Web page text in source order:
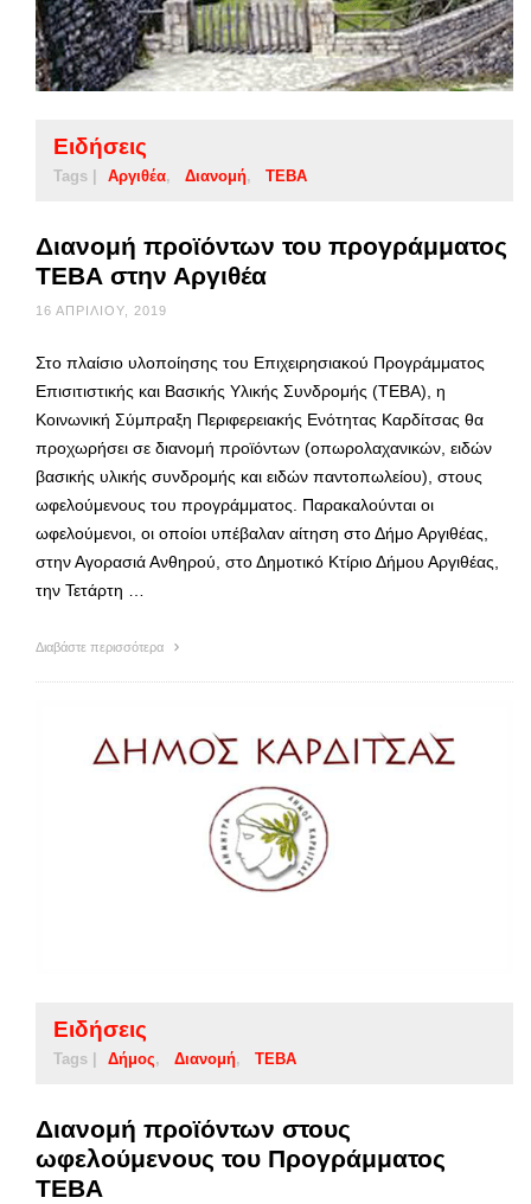
Ειδήσεις
Tags | Αργιθέα Διανομή ΤΕΒΑ
Διανομή προϊόντων του προγράμματος
ΤΕΒΑ στην Αργιθέα
16 ΑΠΡΙΛΊΟΥ, 2019
Στο πλαίσιο υλοποίησης του Επιχειρησιακού Προγράμματος
Επισιτιστικής και Βασικής Υλικής Συνδρομής (ΤΕΒΑ), η
Κοινωνική Σύμπραξη Περιφερειακής Ενότητας Καρδίτσας θα
προχωρήσει σε διανομή προϊόντων (οπωρολαχανικών, ειδών
βασικής υλικής συνδρομής και ειδών παντοπωλείου), στους
ωφελούμενους του προγράμματος. Παρακαλούνται οι
ωφελούμενοι, οι οποίοι υπέβαλαν αίτηση στο Δήμο Αργιθέας,
στην Αγορασιά Ανθηρού, στο Δημοτικό Κτίριο Δήμου Αργιθέας,
την Τετάρτη …
Διαβάστε περισσότερα
Ειδήσεις
Tags | Δήμος Διανομή ΤΕΒΑ
Διανομή προϊόντων στους
ωφελούμενους του Προγράμματος
ΤΕΒΑ